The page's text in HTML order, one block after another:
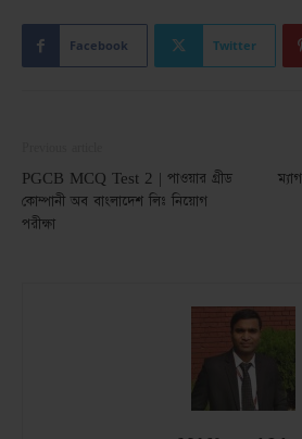
Facebook Twitter
PGCB MCQ Test 2 | পাওয়ার গ্রীড
কোম্পানী অব বাংলাদেশ লিঃ নিয়োগ
পরীক্ষা